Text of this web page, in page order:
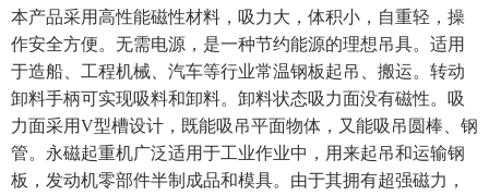
本产品采用高性能磁性材料，吸力大，体积小，自重轻，操
作安全方便。无需电源，是一种节约能源的理想吊具。适用
于造船、工程机械、汽车等行业常温钢板起吊、搬运。转动
卸料手柄可实现吸料和卸料。卸料状态吸力面没有磁性。吸
力面采用V型槽设计，既能吸吊平面物体，又能吸吊圆棒、钢
管。永磁起重机广泛适用于工业作业中，用来起吊和运输钢
板，发动机零部件半制成品和模具。由于其拥有超强磁力，